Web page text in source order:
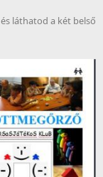
láthatod a két belső